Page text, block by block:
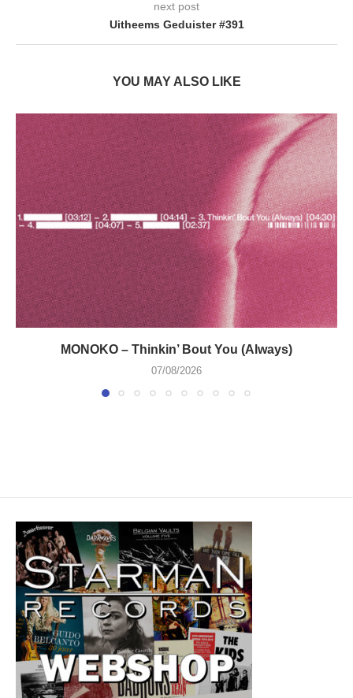
next post
Uitheems Geduister #391
YOU MAY ALSO LIKE
MONOKO – Thinkin’ Bout You (Always)
07/08/2026